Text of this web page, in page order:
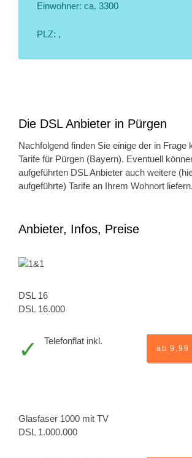
Einwohner: ca. 3300
PLZ: ,
Die DSL Anbieter in Pürgen
Nachfolgend finden Sie einige der in Frage
Tarife für Pürgen (Bayern). Eventuell
aufgeführten DSL Anbieter auch weitere
aufgeführte) Tarife an Ihrem Wohnort liefern.
Anbieter, Infos, Preise
DSL 16
DSL 16.000
Telefonflat inkl.
ab 9,99
Glasfaser 1000 mit TV
DSL 1.000.000